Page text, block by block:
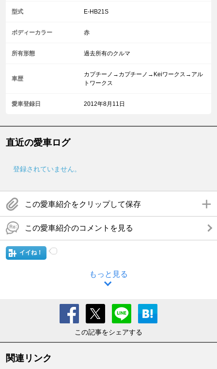
型式 E-HB21S
ボディーカラー 赤
所有形態 過去所有のクルマ
車歴
カプチーノ→カプチーノ→Keiワークス→アル
トワークス
愛車登録日 2012年8月11日
直近の愛車ログ
登録されていません。
この愛車紹介をクリップして保存
この愛車紹介のコメントを見る
イイね！
もっと見る
この記事をシェアする
関連リンク